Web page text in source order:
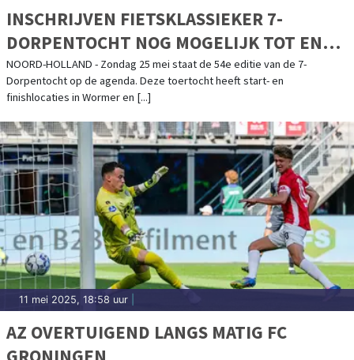
INSCHRIJVEN FIETSKLASSIEKER 7-
DORPENTOCHT NOG MOGELIJK TOT EN
MET 23 MEI
NOORD-HOLLAND - Zondag 25 mei staat de 54e editie van de 7-
Dorpentocht op de agenda. Deze toertocht heeft start- en
finishlocaties in Wormer en [...]
11 mei 2025, 18:58 uur
AZ OVERTUIGEND LANGS MATIG FC
GRONINGEN